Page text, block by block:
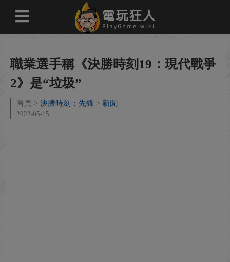
職業選手稱《決勝時刻19：現代戰爭
2》是“垃圾”
首頁 決勝時刻：先鋒 新聞
2022-05-15